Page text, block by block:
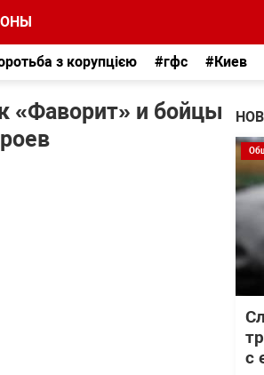
з корупцією #гфс #Киев
«Фаворит» и бойцы
с